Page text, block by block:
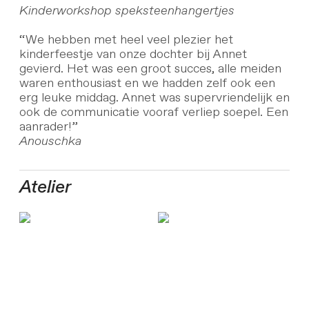
Kinderworkshop speksteenhangertjes
“We hebben met heel veel plezier het
kinderfeestje van onze dochter bij Annet
gevierd. Het was een groot succes, alle meiden
waren enthousiast en we hadden zelf ook een
erg leuke middag. Annet was supervriendelijk en
ook de communicatie vooraf verliep soepel. Een
aanrader!”
Anouschka
Atelier